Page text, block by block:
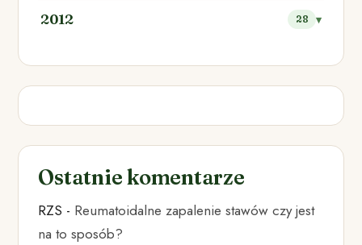
2012 28
Ostatnie komentarze
RZS - Reumatoidalne zapalenie stawów czy jest
na to sposób?